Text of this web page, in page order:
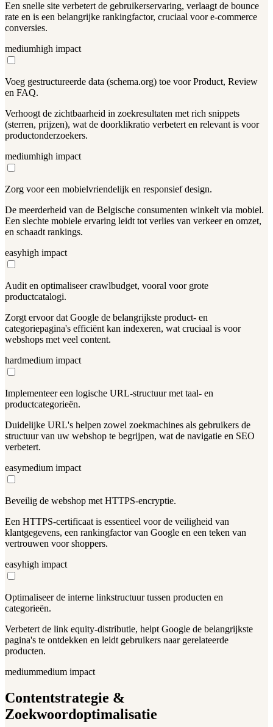
Een snelle site verbetert de gebruikerservaring, verlaagt de bounce
rate en is een belangrijke rankingfactor, cruciaal voor e-commerce
conversies.
mediumhigh impact
Voeg gestructureerde data (schema.org) toe voor Product, Review
en FAQ.
Verhoogt de zichtbaarheid in zoekresultaten met rich snippets
(sterren, prijzen), wat de doorklikratio verbetert en relevant is voor
productonderzoekers.
mediumhigh impact
Zorg voor een mobielvriendelijk en responsief design.
De meerderheid van de Belgische consumenten winkelt via mobiel.
Een slechte mobiele ervaring leidt tot verlies van verkeer en omzet,
en schaadt rankings.
easyhigh impact
Audit en optimaliseer crawlbudget, vooral voor grote
productcatalogi.
Zorgt ervoor dat Google de belangrijkste product- en
categoriepagina's efficiënt kan indexeren, wat cruciaal is voor
webshops met veel content.
hardmedium impact
Implementeer een logische URL-structuur met taal- en
productcategorieën.
Duidelijke URL's helpen zowel zoekmachines als gebruikers de
structuur van uw webshop te begrijpen, wat de navigatie en SEO
verbetert.
easymedium impact
Beveilig de webshop met HTTPS-encryptie.
Een HTTPS-certificaat is essentieel voor de veiligheid van
klantgegevens, een rankingfactor van Google en een teken van
vertrouwen voor shoppers.
easyhigh impact
Optimaliseer de interne linkstructuur tussen producten en
categorieën.
Verbetert de link equity-distributie, helpt Google de belangrijkste
pagina's te ontdekken en leidt gebruikers naar gerelateerde
producten.
mediummedium impact
Contentstrategie &
Zoekwoordoptimalisatie